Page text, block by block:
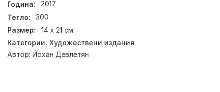
Година:
2017
Тегло:
300
Размер:
14 x 21 см
Категории: Художествени издания
Автор: Йохан Девлетян